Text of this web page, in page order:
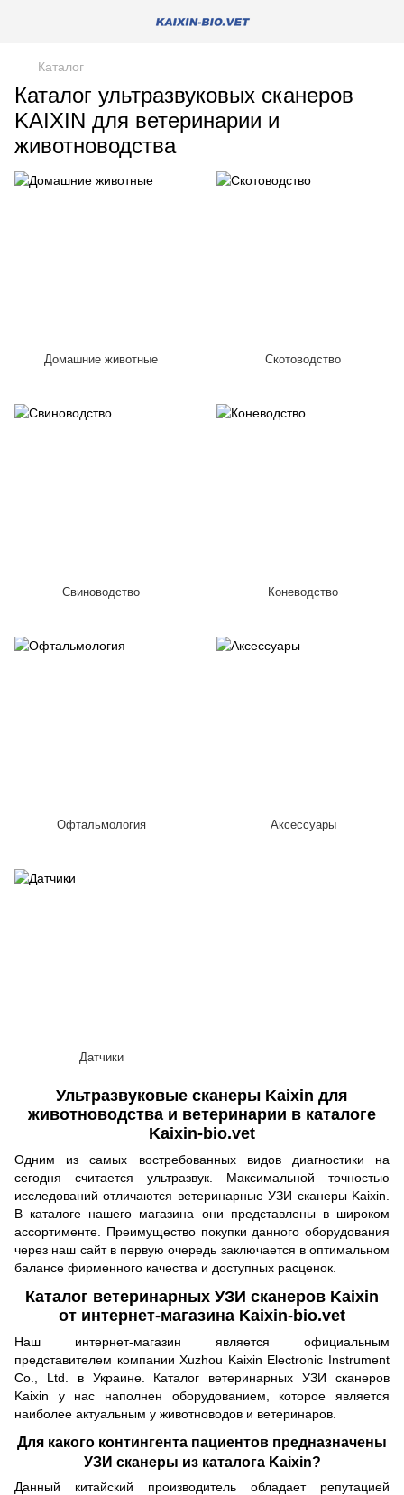
Каталог
Каталог ультразвуковых сканеров
KAIXIN для ветеринарии и
животноводства
Ультразвуковые сканеры Kaixin для
животноводства и ветеринарии в каталоге
Kaixin-bio.vet
Одним из самых востребованных видов диагностики на
сегодня считается ультразвук. Максимальной точностью
исследований отличаются ветеринарные УЗИ сканеры Kaixin.
В каталоге нашего магазина они представлены в широком
ассортименте. Преимущество покупки данного оборудования
через наш сайт в первую очередь заключается в оптимальном
балансе фирменного качества и доступных расценок.
Каталог ветеринарных УЗИ сканеров Kaixin
от интернет-магазина Kaixin-bio.vet
Наш интернет-магазин является официальным
представителем компании Xuzhou Kaixin Electronic Instrument
Co., Ltd. в Украине. Каталог ветеринарных УЗИ сканеров
Kaixin у нас наполнен оборудованием, которое является
наиболее актуальным у животноводов и ветеринаров.
Для какого контингента пациентов предназначены
УЗИ сканеры из каталога Kaixin?
Данный китайский производитель обладает репутацией
Домашние животные Скотоводство
Свиноводство Коневодство
Офтальмология Аксессуары
Датчики